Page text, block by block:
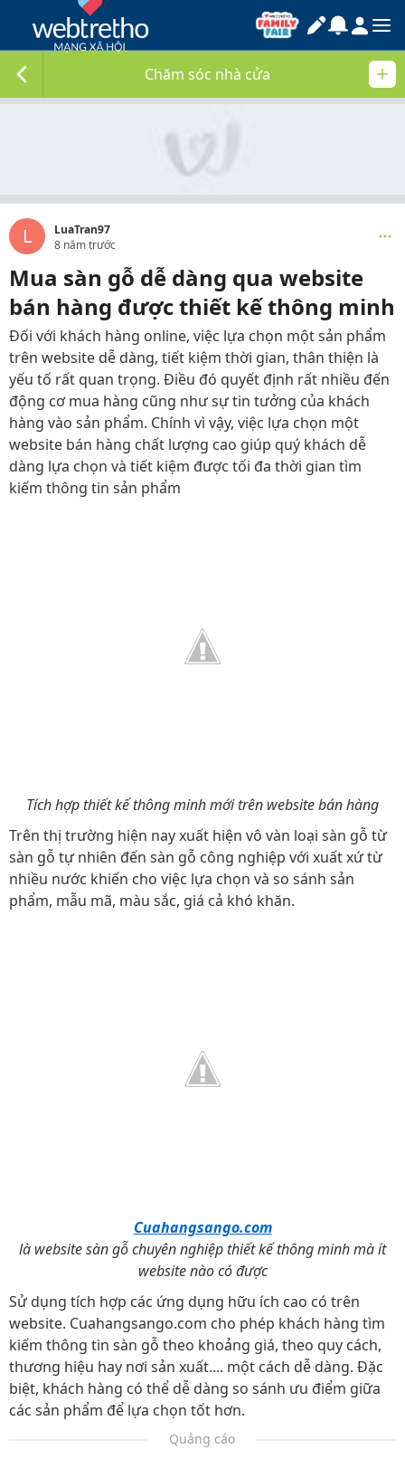
Chăm sóc nhà cửa
L
LuaTran97
8 năm trước
Mua sàn gỗ dễ dàng qua website
bán hàng được thiết kế thông minh
Đối với khách hàng online, việc lựa chọn một sản phẩm
trên website dễ dàng, tiết kiệm thời gian, thân thiện là
yếu tố rất quan trọng. Điều đó quyết định rất nhiều đến
động cơ mua hàng cũng như sự tin tưởng của khách
hàng vào sản phẩm. Chính vì vậy, việc lựa chọn một
website bán hàng chất lượng cao giúp quý khách dễ
dàng lựa chọn và tiết kiệm được tối đa thời gian tìm
kiếm thông tin sản phẩm
Tích hợp thiết kế thông minh mới trên website bán hàng
Trên thị trường hiện nay xuất hiện vô vàn loại sàn gỗ từ
sàn gỗ tự nhiên đến sàn gỗ công nghiệp với xuất xứ từ
nhiều nước khiến cho việc lựa chọn và so sánh sản
phẩm, mẫu mã, màu sắc, giá cả khó khăn.
Cuahangsango.com
là website sàn gỗ chuyên nghiệp thiết kế thông minh mà ít
website nào có được
Sử dụng tích hợp các ứng dụng hữu ích cao có trên
website. Cuahangsango.com cho phép khách hàng tìm
kiếm thông tin sàn gỗ theo khoảng giá, theo quy cách,
thương hiệu hay nơi sản xuất.... một cách dễ dàng. Đặc
biệt, khách hàng có thể dễ dàng so sánh ưu điểm giữa
các sản phẩm để lựa chọn tốt hơn.
Quảng cáo